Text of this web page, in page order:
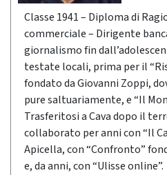
Classe 1941 – Diploma di
commerciale – Dirigente
giornalismo fin
testate locali, prima per il
fondato da Giovanni Zoppi,
pure saltuariamente, e “Il
Trasferitosi a Cava dopo il
collaborato per anni con “Il
Apicella, con “Confronto”
e, da anni, con “Ulisse online”.